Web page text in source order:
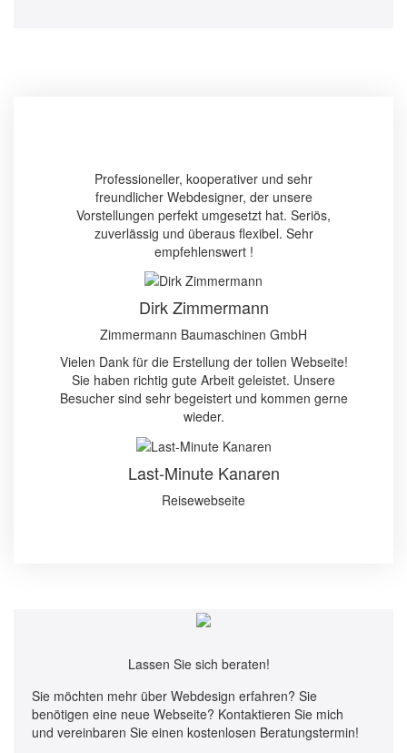
Professioneller, kooperativer und sehr
freundlicher Webdesigner, der unsere
Vorstellungen perfekt umgesetzt hat. Seriös,
zuverlässig und überaus flexibel. Sehr
empfehlenswert !
Dirk Zimmermann
Zimmermann Baumaschinen GmbH
Vielen Dank für die Erstellung der tollen Webseite!
Sie haben richtig gute Arbeit geleistet. Unsere
Besucher sind sehr begeistert und kommen gerne
wieder.
Last-Minute Kanaren
Reisewebseite
Lassen Sie sich beraten!
Sie möchten mehr über Webdesign erfahren? Sie
benötigen eine neue Webseite? Kontaktieren Sie mich
und vereinbaren Sie einen kostenlosen Beratungstermin!